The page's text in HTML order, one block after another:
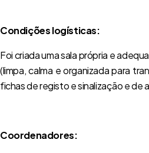
Condições logísticas:
Foi criada uma sala própria e
(limpa, calma e organizada para
fichas de registo e sinalização e de
Coordenadores: